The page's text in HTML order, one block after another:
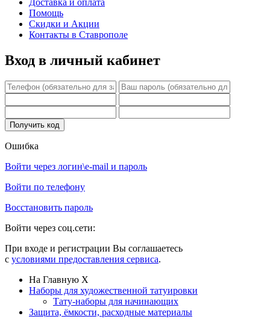
Доставка и оплата
Помощь
Скидки и Акции
Контакты в Ставрополе
Вход в личный кабинет
Ошибка
Войти через логин\e-mail и пароль
Войти по телефону
Восстановить пароль
Войти через соц.сети:
При входе и регистрации Вы соглашаетесь
с условиями предоставления сервиса.
На Главную X
Наборы для художественной татуировки
Тату-наборы для начинающих
Защита, ёмкости, расходные материалы